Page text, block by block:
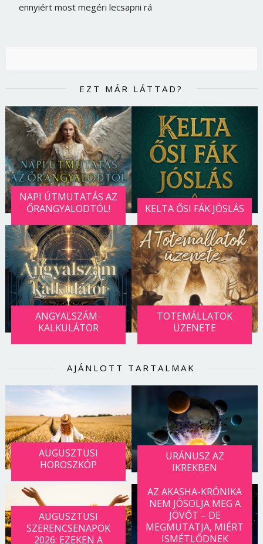
ennyiért most megéri lecsapni rá
EZT MÁR LÁTTAD?
NAPI ÚTMUTATÁS AZ
ŐRANGYALODTÓL!
KELTA ŐSI FÁK JÓSLÁS
ANGYALSZÁM-
KALKULÁTOR
TOTEMÁLLATOK
ÜZENETE
AJÁNLOTT TARTALMAK
AUGUSZTUSI
HOROSZKÓP
URÁNUSZ AZ
IKREKBEN
AUGUSZTUSI
SZERENCSENAPOK
2026: EZEKEN A
AZ AKASHA-KRÓNIKA
NEM JÓSOLJA MEG A
JÖVŐT – DE
MEGMUTATJA, MIÉRT
ISMÉTLŐDNEK
Borsonline bejelentkezés
E-mail cím vagy felhasználónév